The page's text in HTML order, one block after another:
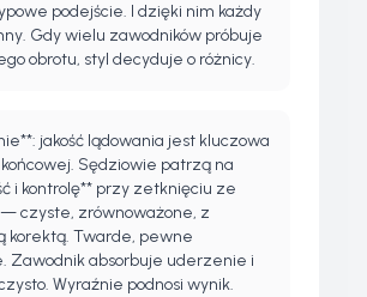
podejście. I dzięki nim każdy
Gdy wielu zawodników próbuje
obrotu, styl decyduje o różnicy.
jakość lądowania jest kluczowa
Sędziowie patrzą na
i kontrolę** przy zetknięciu ze
czyste, zrównoważone, z
korektą. Twarde, pewne
Zawodnik absorbuje uderzenie i
Wyraźnie podnosi wynik.